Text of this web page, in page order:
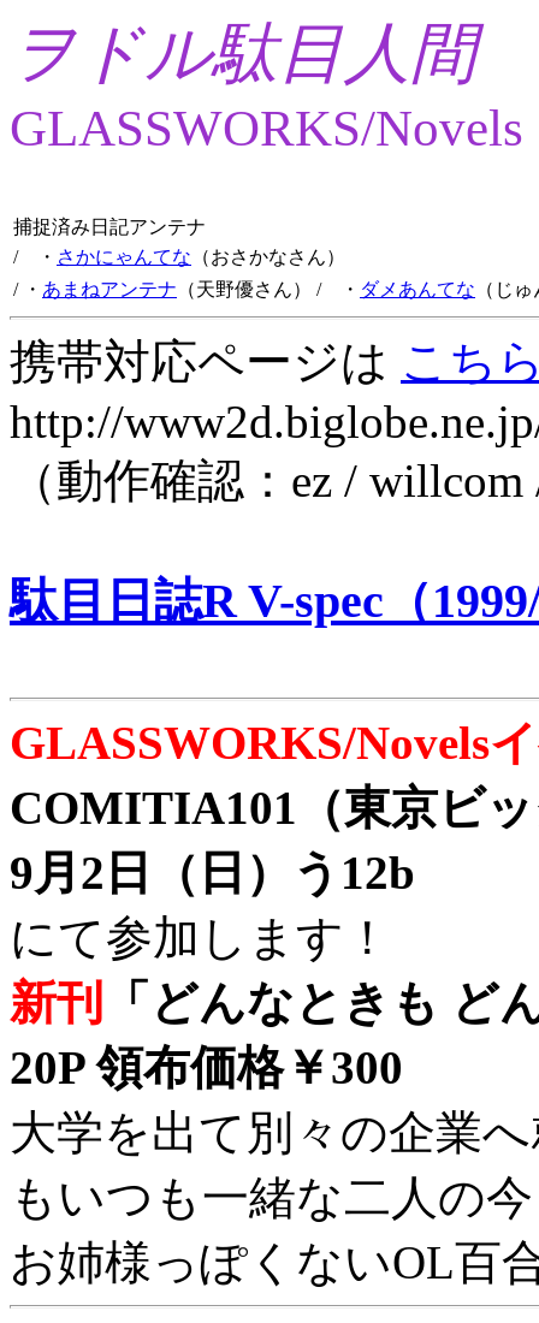
ヲドル駄目人間
GLASSWORKS/Novels
捕捉済み日記アンテナ
/ ・ さかにゃんてな （おさかなさん）
/ ・ あまねアンテナ （天野優さん） / ・ ダメあんてな （じ
携帯対応ページは こち
http://
（動作確認：ez /
駄目日誌R V-spec（
GLASSWORKS/Novels
COMITIA101（東京ビ
9月2日（日）う12b
にて参加します！
新刊
「どんなときも ど
20P 領布価格￥300
大学を出て別々の企業
もいつも一緒な二人の
お姉様っぽくないOL百